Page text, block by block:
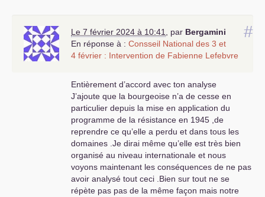
#
Le 7 février 2024 à 10:41 par Bergamini
En réponse à : Consseil National des 3 et
4 février : Intervention de Fabienne Lefebvre
Entièrement d’accord avec ton analyse
J’ajoute que la bourgeoise n’a de cesse en
particulier depuis la mise en application du
programme de la résistance en 1945 ,de
reprendre ce qu’elle a perdu et dans tous les
domaines .Je dirai même qu’elle est très bien
organisé au niveau internationale et nous
voyons maintenant les conséquences de ne pas
avoir analysé tout ceci .Bien sur tout ne se
répète pas pas de la même façon mais notre